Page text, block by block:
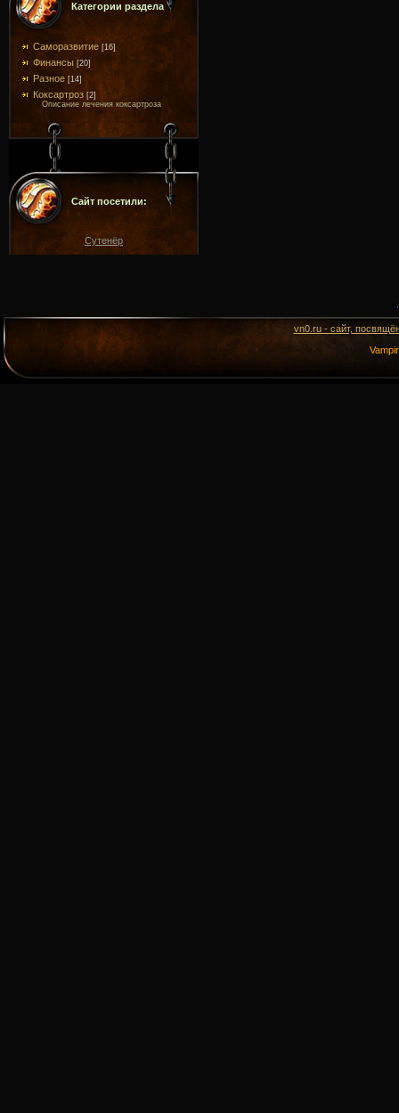
Категории раздела
Саморазвитие [16]
Финансы [20]
Разное [14]
Коксартроз [2]
Описание лечения коксартроза
Сайт посетили:
Сутенёр
vn0.ru - сайт,